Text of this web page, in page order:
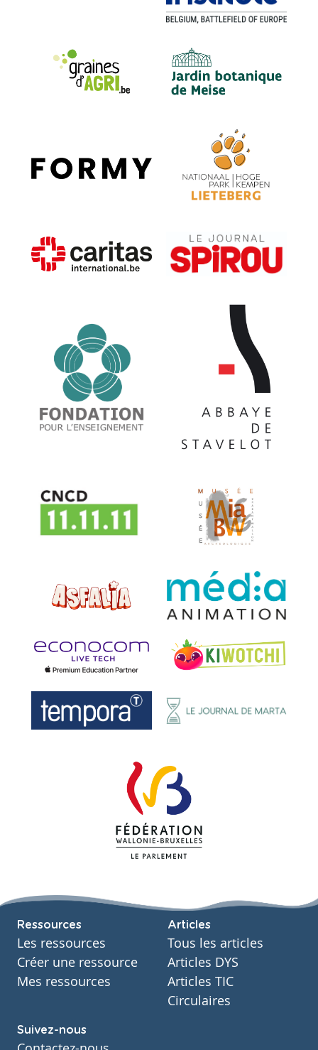
Ressources
Les ressources
Créer une ressource
Mes ressources
Articles
Tous les articles
Articles DYS
Articles TIC
Circulaires
Suivez-nous